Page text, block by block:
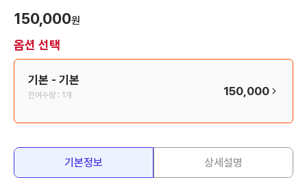
150,000원
옵션 선택
기본 - 기본
잔여수량 : 1개 150,000
기본정보 상세설명